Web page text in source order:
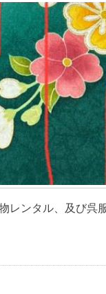
レンタル、及び